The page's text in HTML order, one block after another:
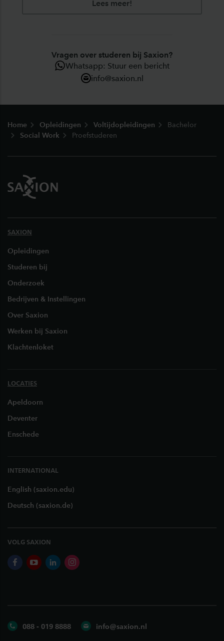
Lees meer!
Vragen over studeren bij Saxion?
Whatsapp: Stuur een bericht
info@saxion.nl
Home Opleidingen Voltijdopleidingen
Bachelor
Social Work
Proefstuderen
SAXION
Opleidingen
Studeren bij
Onderzoek
Bedrijven & Instellingen
Over Saxion
Werken bij Saxion
Klachtenloket
LOCATIES
Apeldoorn
Deventer
Enschede
INTERNATIONAL
English (saxion.edu)
Deutsch (saxion.de)
VOLG SAXION
facebookyoutubelinkedininstagram
088 - 019 8888 info@saxion.nl